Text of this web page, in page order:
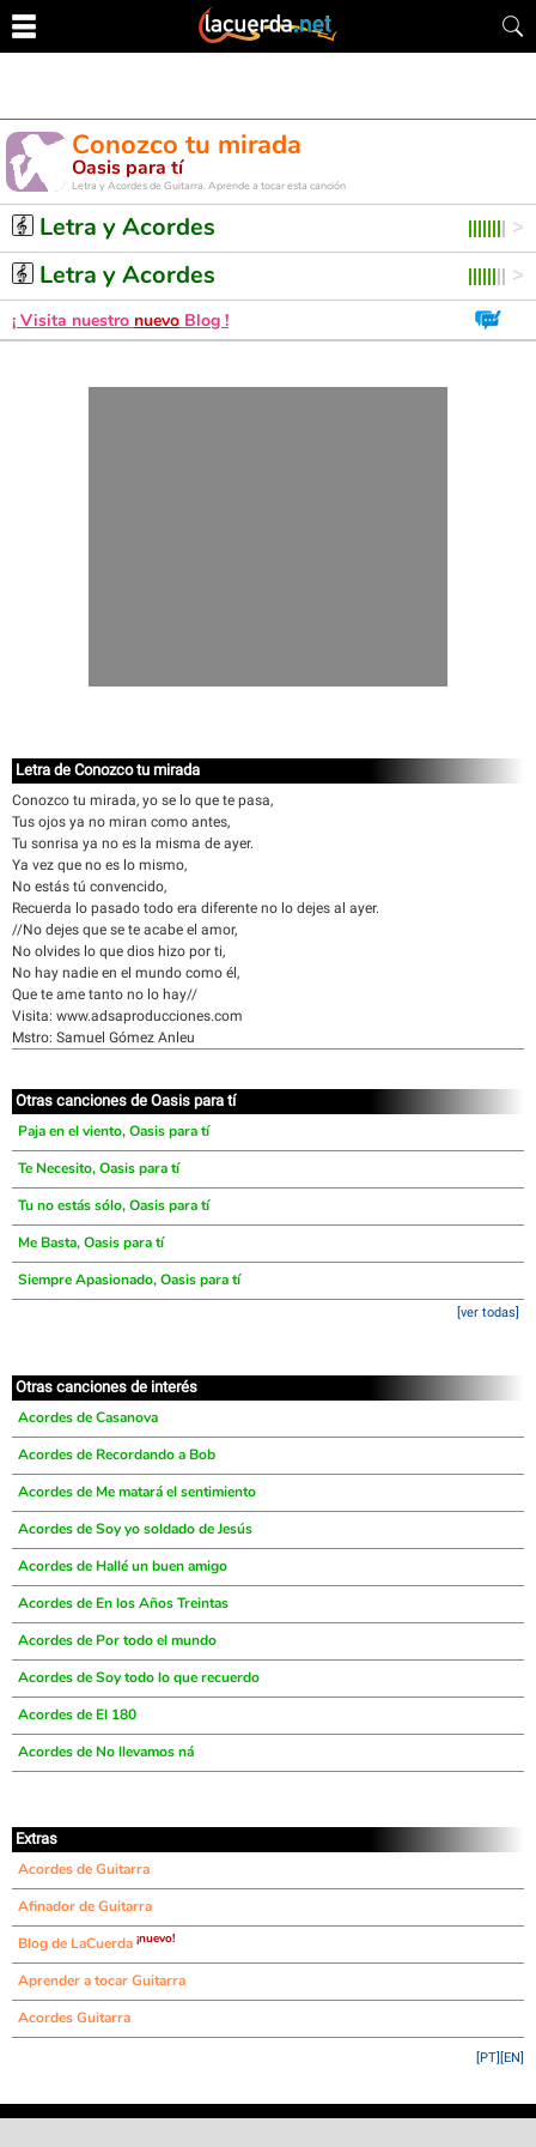
Conozco tu mirada
Oasis para tí
Letra y Acordes de Guitarra. Aprende a tocar esta canción
Letra y Acordes
Letra y Acordes
¡ Visita nuestro nuevo Blog !
Letra de Conozco tu mirada
Conozco tu mirada, yo se lo que te pasa,
Tus ojos ya no miran como antes,
Tu sonrisa ya no es la misma de ayer.
Ya vez que no es lo mismo,
No estás tú convencido,
Recuerda lo pasado todo era diferente no lo dejes al ayer.
//No dejes que se te acabe el amor,
No olvides lo que dios hizo por ti,
No hay nadie en el mundo como él,
Que te ame tanto no lo hay//
Visita: www.adsaproducciones.com
Mstro: Samuel Gómez Anleu
Otras canciones de Oasis para tí
Paja en el viento, Oasis para tí
Te Necesito, Oasis para tí
Tu no estás sólo, Oasis para tí
Me Basta, Oasis para tí
Siempre Apasionado, Oasis para tí
[ver todas]
Otras canciones de interés
Acordes de Casanova
Acordes de Recordando a Bob
Acordes de Me matará el sentimiento
Acordes de Soy yo soldado de Jesús
Acordes de Hallé un buen amigo
Acordes de En los Años Treintas
Acordes de Por todo el mundo
Acordes de Soy todo lo que recuerdo
Acordes de El 180
Acordes de No llevamos ná
Extras
Acordes de Guitarra
Afinador de Guitarra
Blog de LaCuerda ¡nuevo!
Aprender a tocar Guitarra
Acordes Guitarra
[EN]
[PT]